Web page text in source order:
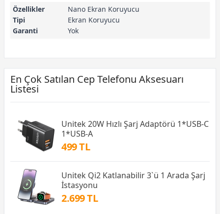
Özellikler
Nano Ekran Koruyucu
Tipi
Ekran Koruyucu
Garanti
Yok
En Çok Satılan Cep Telefonu Aksesuarı
Listesi
Unitek 20W Hızlı Şarj Adaptörü 1*USB-C
1*USB-A
499 TL
Unitek Qi2 Katlanabilir 3`ü 1 Arada Şarj
İstasyonu
2.699 TL